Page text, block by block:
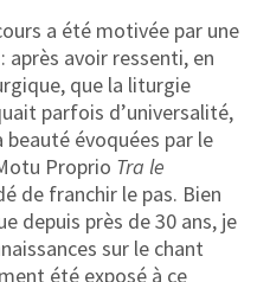
a été motivée par une
après avoir ressenti, en
que la liturgie
parfois d’universalité,
évoquées par le
Proprio Tra le
de franchir le pas. Bien
depuis près de 30 ans, je
sur le chant
été exposé à ce